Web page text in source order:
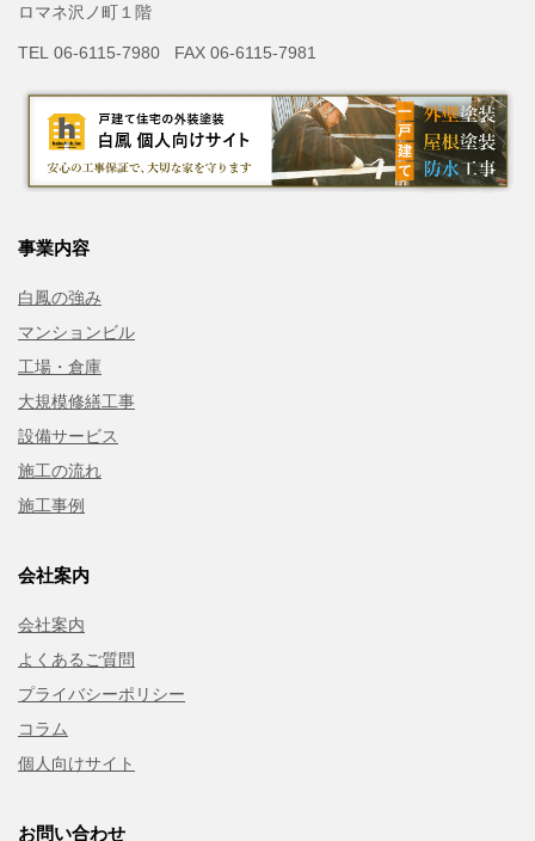
ロマネ沢ノ町１階
TEL 06-6115-7980 FAX 06-6115-7981
事業内容
白鳳の強み
マンションビル
工場・倉庫
大規模修繕工事
設備サービス
施工の流れ
施工事例
会社案内
会社案内
よくあるご質問
プライバシーポリシー
コラム
個人向けサイト
お問い合わせ